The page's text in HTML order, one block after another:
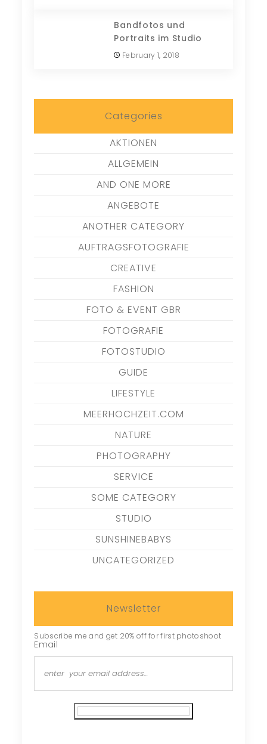
Bandfotos und
Portraits im Studio
February 1, 2018
Categories
AKTIONEN
ALLGEMEIN
AND ONE MORE
ANGEBOTE
ANOTHER CATEGORY
AUFTRAGSFOTOGRAFIE
CREATIVE
FASHION
FOTO & EVENT GBR
FOTOGRAFIE
FOTOSTUDIO
GUIDE
LIFESTYLE
MEERHOCHZEIT.COM
NATURE
PHOTOGRAPHY
SERVICE
SOME CATEGORY
STUDIO
SUNSHINEBABYS
UNCATEGORIZED
Newsletter
Subscribe me and get 20% off for first photoshoot
Email